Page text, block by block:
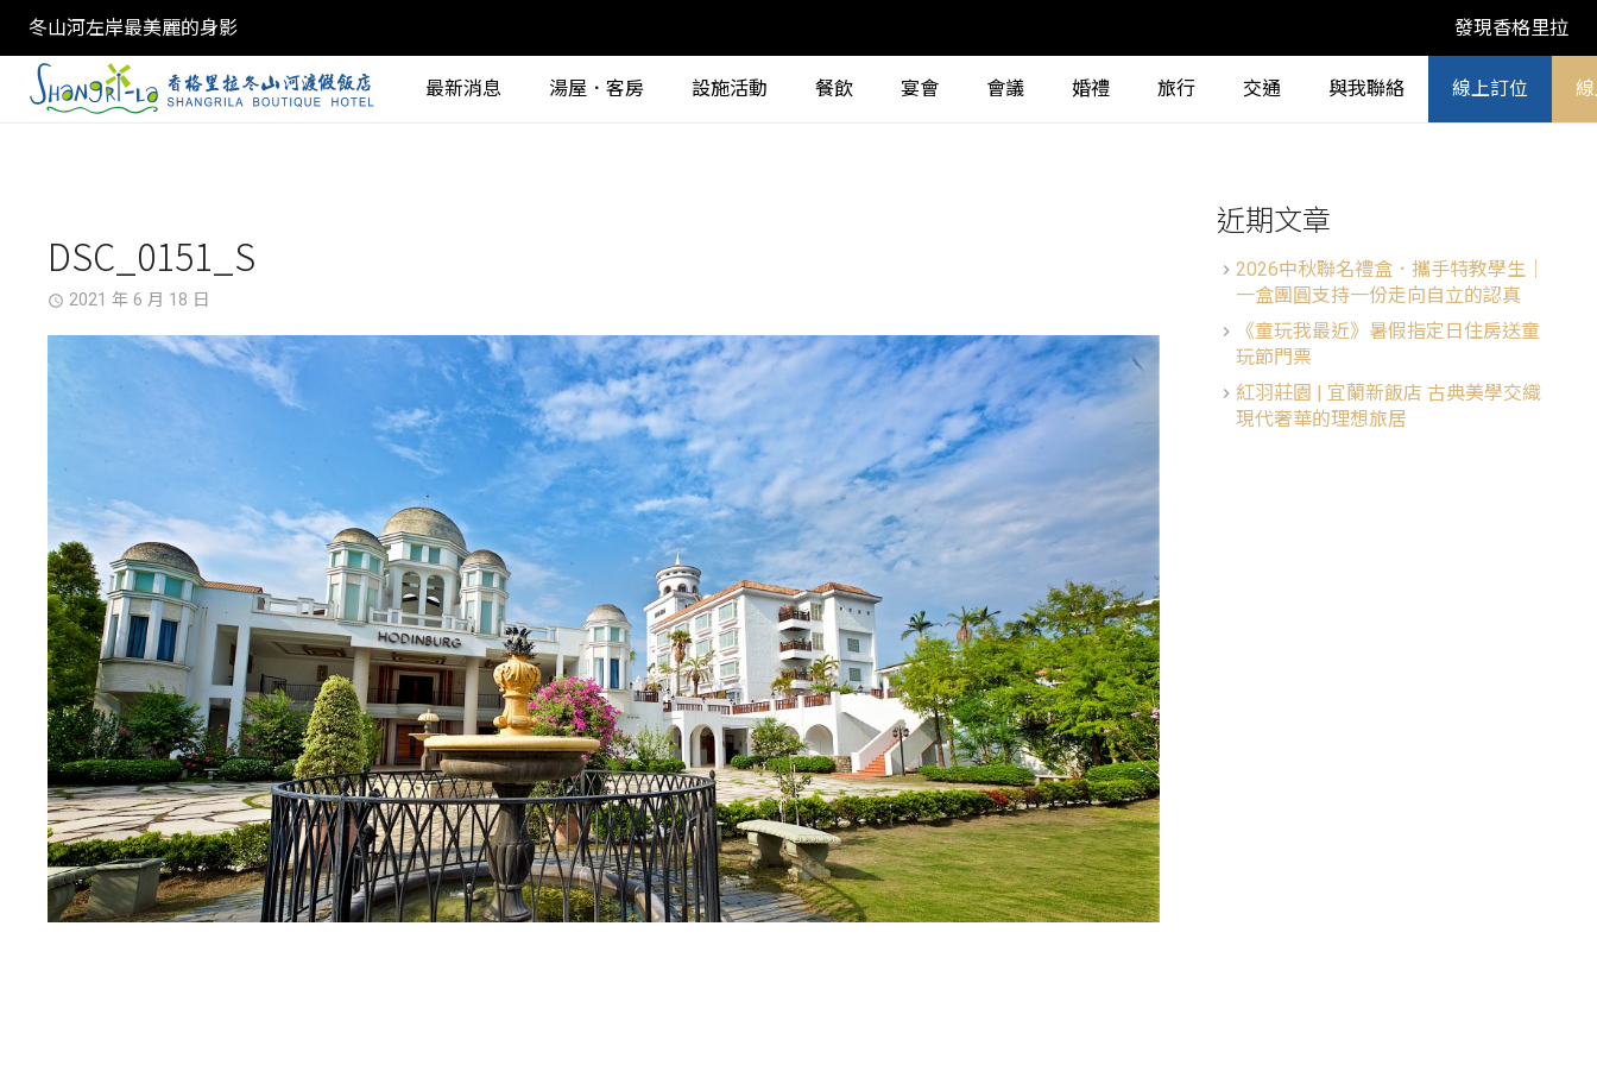
冬山河左岸最美麗的身影 發現香格里拉
最新消息 湯屋．客房 設施活動 餐飲 宴會 會議 婚禮 旅行 交通 與我聯絡 線上訂位
DSC_0151_S
access_time 2021 年 6 月 18 日
近期文章
2026中秋聯名禮盒．攜手特教學生│
一盒團圓支持一份走向自立的認真
《童玩我最近》暑假指定日住房送童
玩節門票
紅羽莊園 | 宜蘭新飯店 古典美學交織
現代奢華的理想旅居